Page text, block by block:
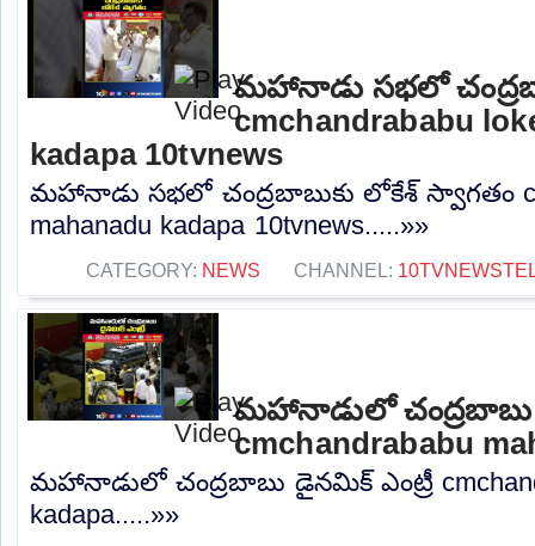
మహానాడు సభలో
cmchandrababu
kadapa 10tvnews
మహానాడు సభలో చంద్రబాబుకు లోకేశ్ స్వాగతం
mahanadu kadapa 10tvnews.....»»
CATEGORY: NEWS CHANNEL:
మహానాడులో చంద్రబాబు
cmchandrababu
మహానాడులో చంద్రబాబు డైనమిక్ ఎంట్రీ
kadapa.....»»